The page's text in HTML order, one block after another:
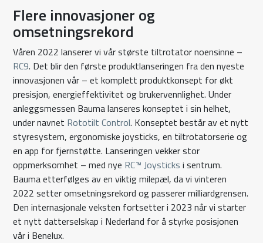
Flere innovasjoner og
omsetningsrekord
Våren 2022 lanserer vi vår største tiltrotator noensinne –
RC9. Det blir den første produktlanseringen fra den nyeste
innovasjonen vår – et komplett produktkonsept for økt
presisjon, energieffektivitet og brukervennlighet. Under
anleggsmessen Bauma lanseres konseptet i sin helhet,
under navnet Rototilt Control. Konseptet består av et nytt
styresystem, ergonomiske joysticks, en tiltrotatorserie og
en app for fjernstøtte. Lanseringen vekker stor
oppmerksomhet – med nye RC™ Joysticks i sentrum.
Bauma etterfølges av en viktig milepæl, da vi vinteren
2022 setter omsetningsrekord og passerer milliardgrensen.
Den internasjonale veksten fortsetter i 2023 når vi starter
et nytt datterselskap i Nederland for å styrke posisjonen
vår i Benelux.